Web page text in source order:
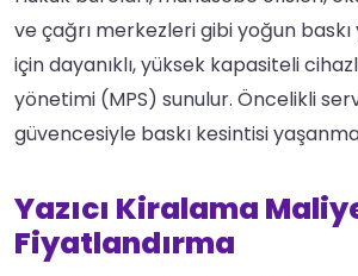
ve çağrı merkezleri gibi yoğun
için dayanıklı, yüksek kapasiteli
yönetimi (MPS) sunulur. Öncelikli
güvencesiyle baskı kesintisi
Yazıcı Kiralama
Fiyatlandırma